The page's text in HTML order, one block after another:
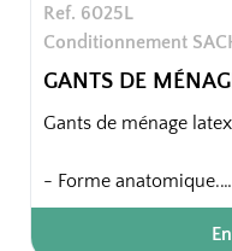
Ref. 6025L
Conditionnement
GANTS DE
Gants de ménage
- Forme anatomique.
- Finition intérieure :
- Finition extérieure :